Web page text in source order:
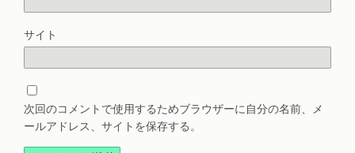
サイト
次回のコメントで使用するためブラウザーに自分の名前、メ
ールアドレス、サイトを保存する。